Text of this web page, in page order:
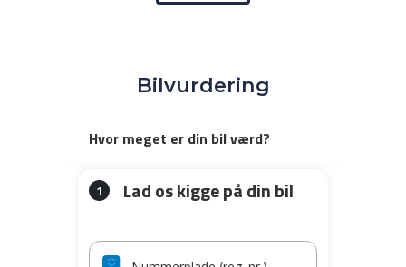
Bilvurdering